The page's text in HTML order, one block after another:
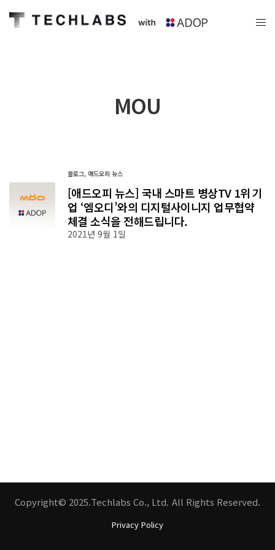
MOU
블로그, 애드오피 뉴스
[애드오피 뉴스] 국내 스마트 병상TV 1위 기
업 ‘엠오디’와의 디지털사이니지 업무협약
체결 소식을 전해드립니다.
2021년 9월 1일
Copyright© 2025.Techlabs Co., Ltd. All Rights Reserved.
Privacy Policy